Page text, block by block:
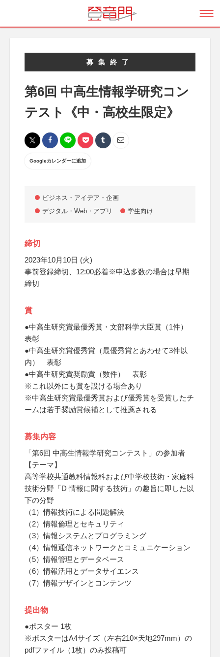
募集終了
第6回 中高生情報学研究コン
テスト《中・高校生限定》
Googleカレンダーに追加
ビジネス・アイデア・企画
デジタル・Web・アプリ
学生向け
締切
2023年10月10日 (火)
事前登録締切、12:00必着※申込多数の場合は早期
締切
賞
●中高生研究賞最優秀賞・文部科学大臣賞（1件）
表彰
●中高生研究賞優秀賞（最優秀賞とあわせて3件以
内） 表彰
●中高生研究賞奨励賞（数件） 表彰
※これ以外にも賞を設ける場合あり
※中高生研究賞最優秀賞および優秀賞を受賞したチ
ームは若手奨励賞候補として推薦される
募集内容
「第6回 中高生情報学研究コンテスト」の参加者
【テーマ】
高等学校共通教科情報科および中学校技術・家庭科
技術分野「D 情報に関する技術」の趣旨に即した以
下の分野
（1）情報技術による問題解決
（2）情報倫理とセキュリティ
（3）情報システムとプログラミング
（4）情報通信ネットワークとコミュニケーション
（5）情報管理とデータベース
（6）情報活用とデータサイエンス
（7）情報デザインとコンテンツ
提出物
●ポスター 1枚
※ポスターはA4サイズ（左右210×天地297mm）の
pdfファイル（1枚）のみ投稿可